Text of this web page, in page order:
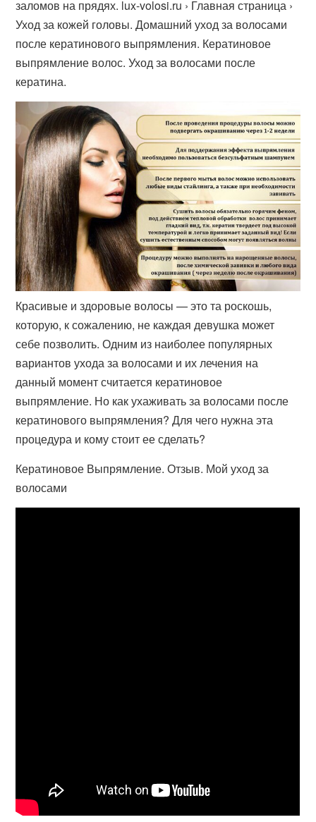
заломов на прядях. lux-volosi.ru › Главная страница ›
Уход за кожей головы. Домашний уход за волосами
после кератинового выпрямления. Кератиновое
выпрямление волос. Уход за волосами после
кератина.
Красивые и здоровые волосы — это та роскошь,
которую, к сожалению, не каждая девушка может
себе позволить. Одним из наиболее популярных
вариантов ухода за волосами и их лечения на
данный момент считается кератиновое
выпрямление. Но как ухаживать за волосами после
кератинового выпрямления? Для чего нужна эта
процедура и кому стоит ее сделать?
Кератиновое Выпрямление. Отзыв. Мой уход за
волосами